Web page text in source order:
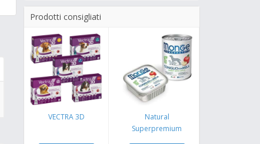
Prodotti consigliati
VECTRA 3D
Natural
Superpremium